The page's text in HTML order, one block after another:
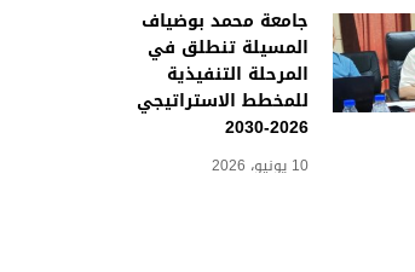
جامعة محمد بوضياف
المسيلة تنطلق في
المرحلة التنفيذية
للمخطط الاستراتيجي
2026-2030
10 يونيو، 2026